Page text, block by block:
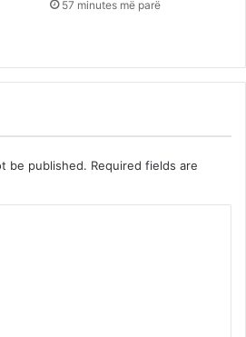
57 minutes më parë
be published. Required fields are